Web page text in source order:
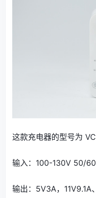
这款充电器的型号为
输入：100-130V 50/
输出：5V3A，11V9.1A